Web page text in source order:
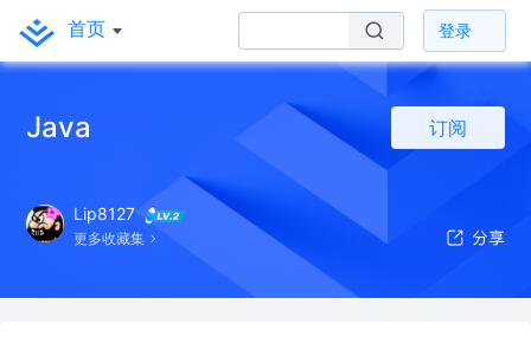
首页 登录
Java 订阅
Lip8127
更多收藏集